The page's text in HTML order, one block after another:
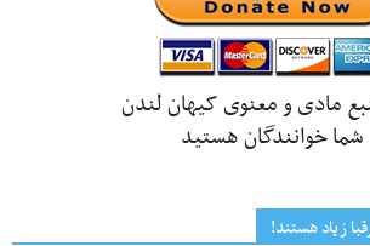
مادی و معنوی کیهان لندن
شما خوانندگان هستید
زیاد هستند!